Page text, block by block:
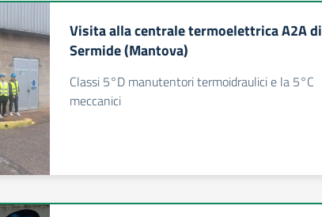
Visita alla centrale termoelettrica A2A di
Sermide (Mantova)
Classi 5°D manutentori termoidraulici e la 5°C
meccanici